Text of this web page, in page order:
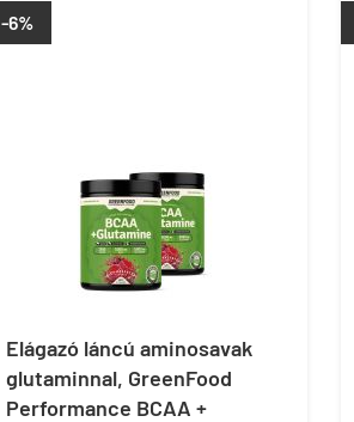
-6%
Elágazó láncú aminosavak
glutaminnal, GreenFood
Performance BCAA +